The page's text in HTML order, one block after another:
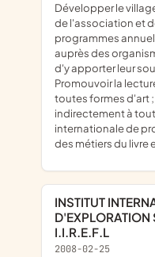
Développer le village du livre ; Représenter les intérêts
de l'association et
programmes
auprès des
d'y apporter leur
Promouvoir la
toutes formes d'art
indirectement à
internationale de
des métiers du livre
INSTITUT INTERNATIONAL DE RECHERCHES ET
D'EXPLORATION
I.I.R.E.F.L
2008-02-25